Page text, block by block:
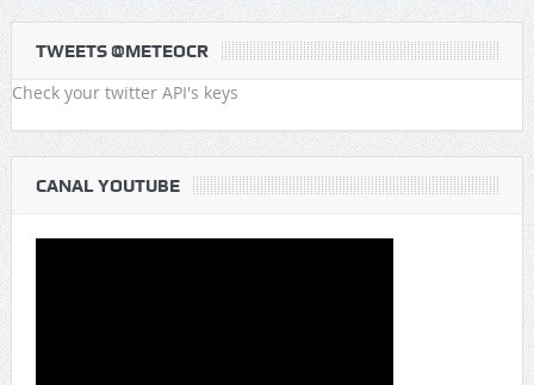
TWEETS @METEOCR
Check your twitter API's keys
CANAL YOUTUBE